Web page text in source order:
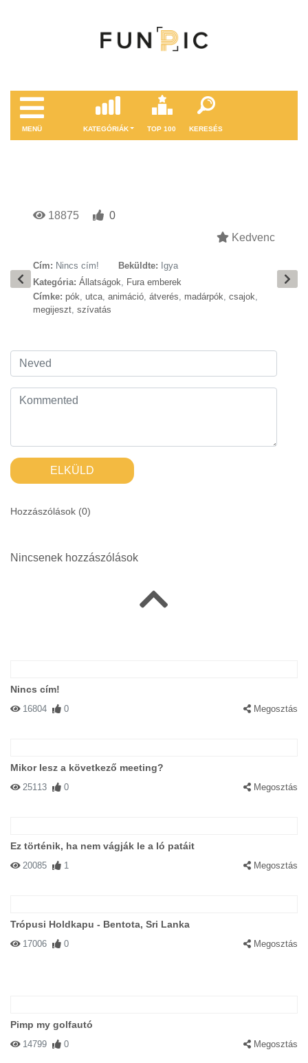
MENÜ KATEGÓRIÁK TOP 100 KERESÉS
18875
0
Kedvenc
Cím: Nincs cím! Beküldte: Igya
Kategória: Állatságok, Fura emberek
Címke: pók, utca, animáció, átverés, madárpók, csajok,
megijeszt, szívatás
ELKÜLD
Hozzászólások (0)
Nincsenek hozzászólások
Nincs cím!
16804 0 Megosztás
Mikor lesz a következő meeting?
25113 0 Megosztás
Ez történik, ha nem vágják le a ló patáit
20085 1 Megosztás
Trópusi Holdkapu - Bentota, Sri Lanka
17006 0 Megosztás
Pimp my golfautó
14799 0 Megosztás